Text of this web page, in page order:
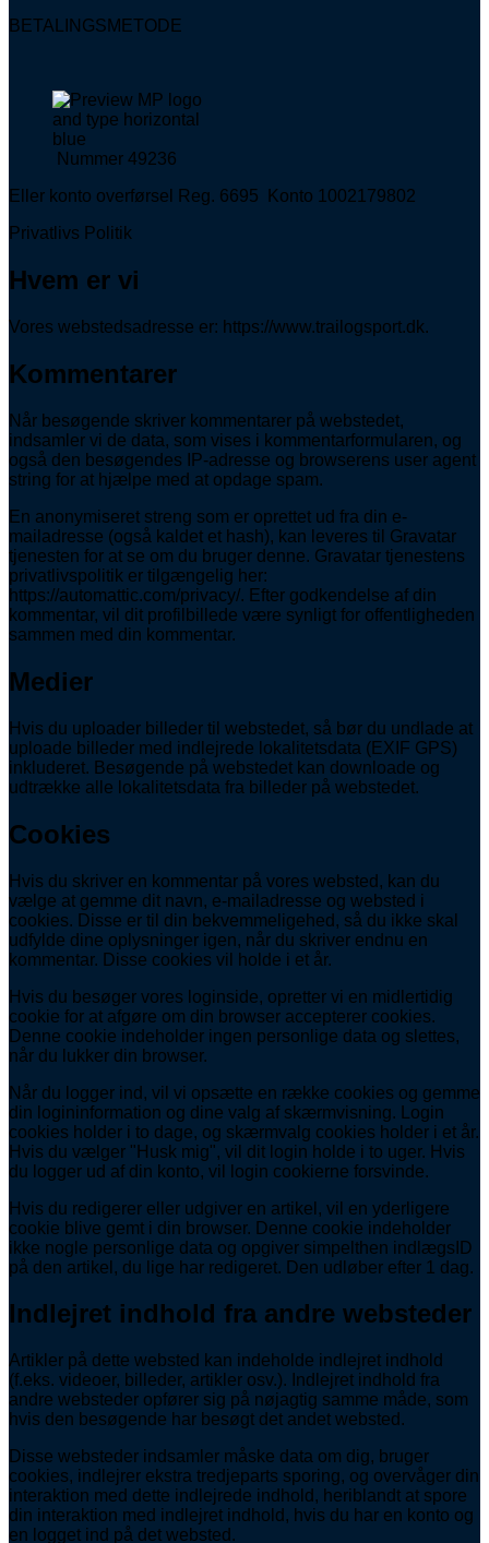
BETALINGSMETODE
Nummer 49236
Eller konto overførsel Reg. 6695 Konto 1002179802
Privatlivs Politik
Hvem er vi
Vores webstedsadresse er: https://www.trailogsport.dk.
Kommentarer
Når besøgende skriver kommentarer på webstedet,
indsamler vi de data, som vises i kommentarformularen, og
også den besøgendes IP-adresse og browserens user agent
string for at hjælpe med at opdage spam.
En anonymiseret streng som er oprettet ud fra din e-
mailadresse (også kaldet et hash), kan leveres til Gravatar
tjenesten for at se om du bruger denne. Gravatar tjenestens
privatlivspolitik er tilgængelig her:
https://automattic.com/privacy/. Efter godkendelse af din
kommentar, vil dit profilbillede være synligt for offentligheden
sammen med din kommentar.
Medier
Hvis du uploader billeder til webstedet, så bør du undlade at
uploade billeder med indlejrede lokalitetsdata (EXIF GPS)
inkluderet. Besøgende på webstedet kan downloade og
udtrække alle lokalitetsdata fra billeder på webstedet.
Cookies
Hvis du skriver en kommentar på vores websted, kan du
vælge at gemme dit navn, e-mailadresse og websted i
cookies. Disse er til din bekvemmeligehed, så du ikke skal
udfylde dine oplysninger igen, når du skriver endnu en
kommentar. Disse cookies vil holde i et år.
Hvis du besøger vores loginside, opretter vi en midlertidig
cookie for at afgøre om din browser accepterer cookies.
Denne cookie indeholder ingen personlige data og slettes,
når du lukker din browser.
Når du logger ind, vil vi opsætte en række cookies og gemme
din logininformation og dine valg af skærmvisning. Login
cookies holder i to dage, og skærmvalg cookies holder i et år.
Hvis du vælger "Husk mig", vil dit login holde i to uger. Hvis
du logger ud af din konto, vil login cookierne forsvinde.
Hvis du redigerer eller udgiver en artikel, vil en yderligere
cookie blive gemt i din browser. Denne cookie indeholder
ikke nogle personlige data og opgiver simpelthen indlægsID
på den artikel, du lige har redigeret. Den udløber efter 1 dag.
Indlejret indhold fra andre websteder
Artikler på dette websted kan indeholde indlejret indhold
(f.eks. videoer, billeder, artikler osv.). Indlejret indhold fra
andre websteder opfører sig på nøjagtig samme måde, som
hvis den besøgende har besøgt det andet websted.
Disse websteder indsamler måske data om dig, bruger
cookies, indlejrer ekstra tredjeparts sporing, og overvåger din
interaktion med dette indlejrede indhold, heriblandt at spore
din interaktion med indlejret indhold, hvis du har en konto og
en logget ind på det websted.